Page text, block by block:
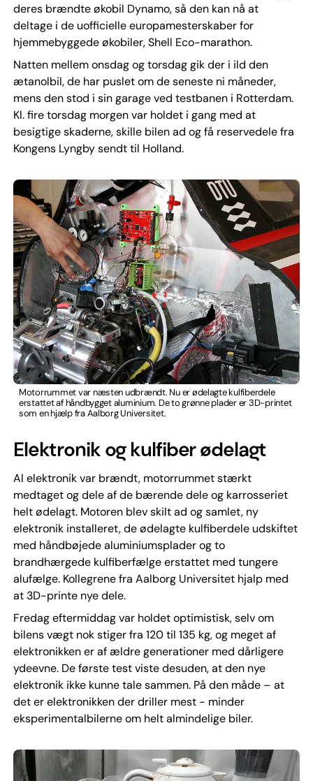
deres brændte økobil Dynamo, så den kan nå at
deltage i de uofficielle europamesterskaber for
hjemmebyggede økobiler, Shell Eco-marathon.
Natten mellem onsdag og torsdag gik der i ild den
ætanolbil, de har puslet om de seneste ni måneder,
mens den stod i sin garage ved testbanen i Rotterdam.
Kl. fire torsdag morgen var holdet i gang med at
besigtige skaderne, skille bilen ad og få reservedele fra
Kongens Lyngby sendt til Holland.
Motorrummet var næsten udbrændt. Nu er ødelagte kulfiberdele
erstattet af håndbygget aluminium. De to grønne plader er 3D-printet
som en hjælp fra Aalborg Universitet.
Elektronik og kulfiber ødelagt
Al elektronik var brændt, motorrummet stærkt
medtaget og dele af de bærende dele og karrosseriet
helt ødelagt. Motoren blev skilt ad og samlet, ny
elektronik installeret, de ødelagte kulfiberdele udskiftet
med håndbøjede aluminiumsplader og to
brandhærgede kulfiberfælge erstattet med tungere
alufælge. Kollegrene fra Aalborg Universitet hjalp med
at 3D-printe nye dele.
Fredag eftermiddag var holdet optimistisk, selv om
bilens vægt nok stiger fra 120 til 135 kg, og meget af
elektronikken er af ældre generationer med dårligere
ydeevne. De første test viste desuden, at den nye
elektronik ikke kunne tale sammen. På den måde – at
det er elektronikken der driller mest - minder
eksperimentalbilerne om helt almindelige biler.